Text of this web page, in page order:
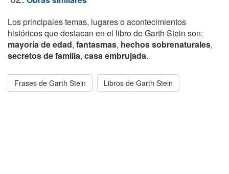
Los principales temas, lugares o acontecimientos
históricos que destacan en el libro de Garth Stein son:
mayoría de edad, fantasmas, hechos sobrenaturales,
secretos de familia, casa embrujada.
Frases de Garth Stein Libros de Garth Stein